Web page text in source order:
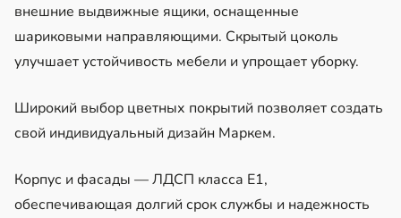
внешние выдвижные ящики, оснащенные
шариковыми направляющими. Скрытый цоколь
улучшает устойчивость мебели и упрощает уборку.
Широкий выбор цветных покрытий позволяет создать
свой индивидуальный дизайн Маркем.
Корпус и фасады — ЛДСП класса Е1,
обеспечивающая долгий срок службы и надежность